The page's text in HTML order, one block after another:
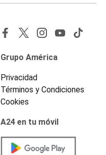
Grupo América
Privacidad
Términos y Condiciones
Cookies
A24 en tu móvil